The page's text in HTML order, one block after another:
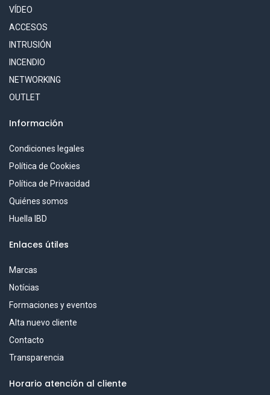
VÍDEO
ACCESOS
INTRUSIÓN
INCENDIO
NETWORKING
OUTLET
Información
Condiciones legales
Política de Cookies
Política de Privacidad
Quiénes somos
Huella IBD
Enlaces útiles
Marcas
Notícias
Formaciones y eventos
Alta nuevo cliente
Contacto
Transparencia
Horario atención al cliente